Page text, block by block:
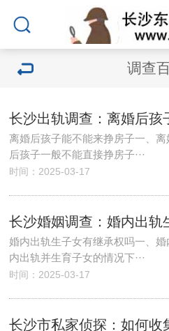
调查
长沙出轨调查：离婚后孩
离婚后孩子能不能来挣房子一、
后孩子一般不能直接挣房子···
时间：2025-03-17
长沙婚姻调查：婚内出轨
婚内出轨生子女有继承权吗一、
内出轨并生育子女的情况下···
时间：2025-03-17